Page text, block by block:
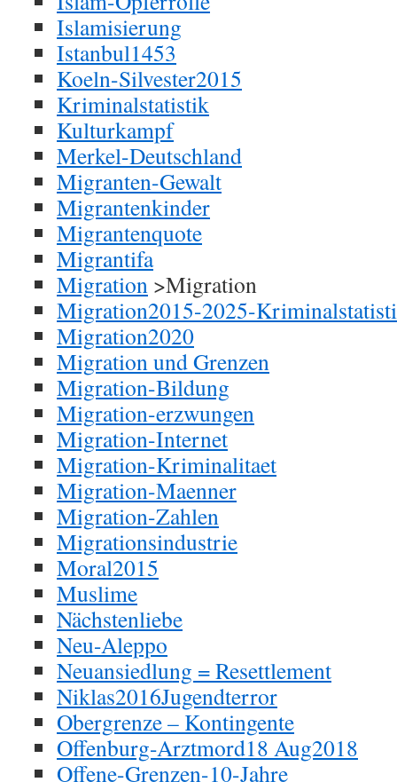
Islamisierung
Istanbul1453
Koeln-Silvester2015
Kriminalstatistik
Kulturkampf
Merkel-Deutschland
Migranten-Gewalt
Migrantenkinder
Migrantenquote
Migrantifa
Migration >Migration
Migration2015-2025-
Migration2020
Migration und Grenzen
Migration-Bildung
Migration-erzwungen
Migration-Internet
Migration-Kriminalitaet
Migration-Maenner
Migration-Zahlen
Migrationsindustrie
Moral2015
Muslime
Nächstenliebe
Neu-Aleppo
Neuansiedlung = Resettlement
Niklas2016Jugendterror
Obergrenze – Kontingente
Offenburg-Arztmord18 Aug2018
Offene-Grenzen-10-Jahre